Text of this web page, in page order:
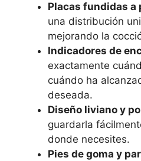
Placas fundidas a
una distribución
mejorando la
Indicadores de
exactamente
cuándo ha
deseada.
Diseño liviano y
guardarla
donde necesites.
Pies de goma y